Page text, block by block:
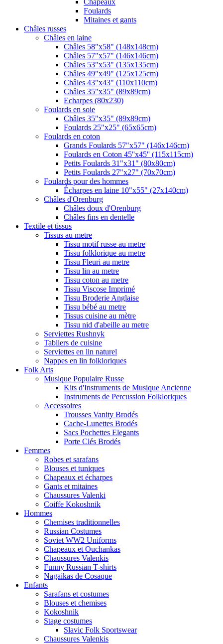
Chapeaux
Foulards
Mitaines et gants
Châles russes
Châles en laine
Châles 58"x58" (148x148cm)
Châles 57"x57" (146x146cm)
Châles 53"x53" (135x135cm)
Châles 49"x49" (125x125cm)
Châles 43"x43" (110x110cm)
Châles 35"x35" (89x89cm)
Echarpes (80х230)
Foulards en soie
Châles 35"x35" (89x89cm)
Foulards 25"x25" (65x65cm)
Foulards en coton
Grands Foulards 57"x57" (146x146cm)
Foulards en Coton 45''x45'' (115x115cm)
Petits Foulards 31"x31" (80x80cm)
Petits Foulards 27"x27" (70x70cm)
Foulards pour des hommes
Écharpes en laine 10"x55" (27x140cm)
Châles d'Orenburg
Châles doux d'Orenburg
Châles fins en dentelle
Textile et tissus
Tissus au metre
Tissu motif russe au metre
Tissu folklorique au metre
Tissu Fleuri au metre
Tissu lin au metre
Tissu coton au metre
Tissu Viscose Imprimé
Tissu Broderie Anglaise
Tissu bébé au metre
Tissus cuisine au mètre
Tissu nid d'abeille au metre
Serviettes Rushnyk
Tabliers de cuisine
Serviettes en lin naturel
Nappes en lin folkloriques
Folk Arts
Musique Populaire Russe
Kits d'Instruments de Musique Ancienne
Instruments de Percussion Folkloriques
Accessoires
Trousses Vanity Brodés
Cache-Lunettes Brodés
Sacs Pochettes Elegants
Porte Clés Brodés
Femmes
Robes et sarafans
Blouses et tuniques
Chapeaux et écharpes
Gants et mitaines
Chaussures Valenki
Coiffe Kokoshnik
Hommes
Chemises traditionnelles
Russian Costumes
Soviet WW2 Uniforms
Chapeaux et Ouchankas
Chaussures Valenkis
Funny Russian T-shirts
Nagaikas de Cosaque
Enfants
Sarafans et costumes
Blouses et chemises
Kokoshnik
Stage costumes
Slavic Folk Sportswear
Chaussures Valenkis